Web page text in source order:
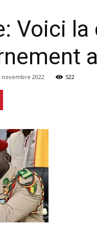
Voici
novembre 2022 522